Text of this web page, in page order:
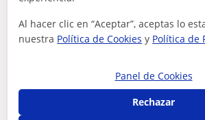
Refuerzo escolar adaptado a
necesidades: clases
domicilio para Primaria y ESO
Soy estudiante de tercer curso del
particulares a niños de Pri...
Al hacer clic en “Aceptar”, aceptas lo
nuestra Política de Cookies y Política de
Panel de Cookies
Rechazar